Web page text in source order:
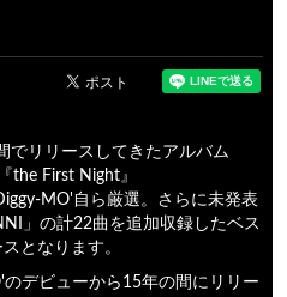
でリリースしてきたアルバム
the First Night』
MO'自ら厳選。さらに未発表
」の計22曲を追加収録したベス
となります。
デビューから15年の間にリリー